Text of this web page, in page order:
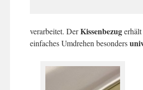
verarbeitet. DerKissenbezug
einfaches Umdrehen besonders